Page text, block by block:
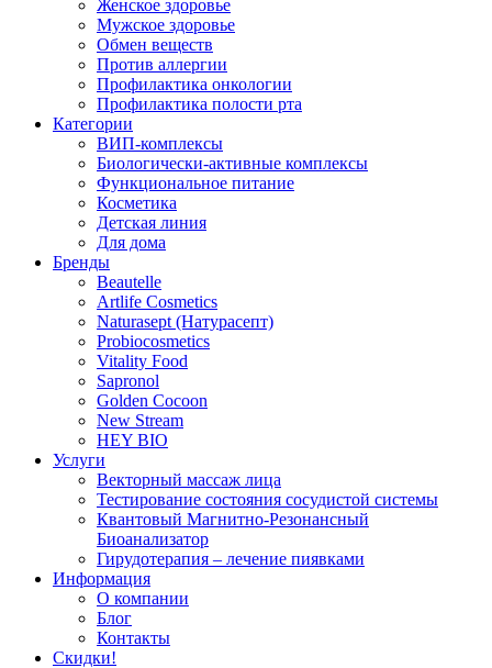
Женское здоровье
Мужское здоровье
Обмен веществ
Против аллергии
Профилактика онкологии
Профилактика полости рта
Категории
ВИП-комплексы
Биологически-активные комплексы
Функциональное питание
Косметика
Детская линия
Для дома
Бренды
Beautelle
Artlife Cosmetics
Naturasept (Натурасепт)
Probiocosmetics
Vitality Food
Sapronol
Golden Cocoon
New Stream
HEY BIO
Услуги
Векторный массаж лица
Тестирование состояния сосудистой системы
Квантовый Магнитно-Резонансный
Биоанализатор
Гирудотерапия – лечение пиявками
Информация
О компании
Блог
Контакты
Скидки!